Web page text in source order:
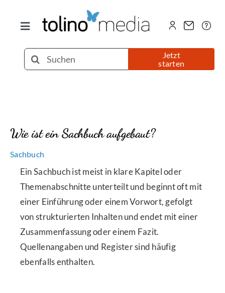
Inhalt
Toggle
Selfpublishing
Hörbuch
Über uns
Blog
Suche
nach:
Jetzt
starten
Wie ist ein Sachbuch aufgebaut?
Sachbuch
Ein Sachbuch ist meist in klare Kapitel oder
Themenabschnitte unterteilt und beginnt oft mit
einer Einführung oder einem Vorwort, gefolgt
von strukturierten Inhalten und endet mit einer
Zusammenfassung oder einem Fazit.
Quellenangaben und Register sind häufig
ebenfalls enthalten.